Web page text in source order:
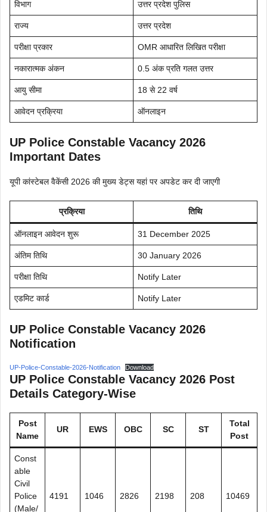
विभाग उत्तर प्रदेश पुलिस
राज्य उत्तर प्रदेश
परीक्षा प्रकार OMR आधारित लिखित परीक्षा
नकारात्मक अंकन 0.5 अंक प्रति गलत उत्तर
आयु सीमा 18 से 22 वर्ष
आवेदन प्रक्रिया ऑनलाइन
UP Police Constable Vacancy 2026
Important Dates
यूपी कांस्टेबल वैकेंसी 2026 की मुख्य डेट्स यहां पर अपडेट कर दी जाएगी
प्रक्रिया तिथि
ऑनलाइन आवेदन शुरू 31 December 2025
अंतिम तिथि 30 January 2026
परीक्षा तिथि Notify Later
एडमिट कार्ड Notify Later
UP Police Constable Vacancy 2026
Notification
UP-Police-Constable-2026-Notification Download
UP Police Constable Vacancy 2026 Post
Details Category-Wise
Post
Name
UR EWS OBC SC ST
Total
Post
Const
able
Civil
Police
(Male/
4191 1046 2826 2198 208 10469